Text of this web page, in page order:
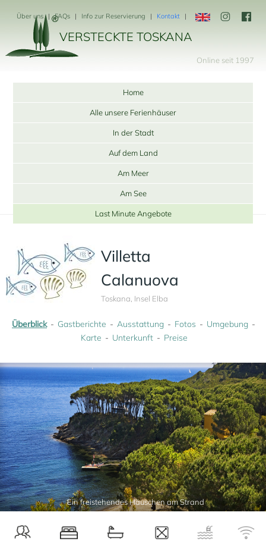
VERSTECKTE TOSKANA
Über uns FAQs Info zur Reservierung Kontakt
Online seit 1997
Home
Alle unsere Ferienhäuser
In der Stadt
Auf dem Land
Am Meer
Am See
Last Minute Angebote
Villetta
Calanuova
Toskana, Insel Elba
Überblick Gastberichte Ausstattung Fotos
Umgebung
Karte
Unterkunft Preise